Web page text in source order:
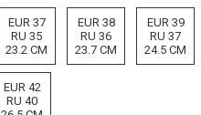
EUR 37
RU 35
23.2 CM
EUR 38
RU 36
23.7 CM
EUR 39
RU 37
24.5 CM
EUR 42
RU 40